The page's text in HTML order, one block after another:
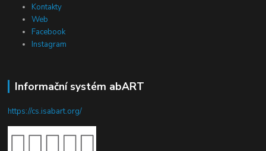
Kontakty
Web
Facebook
Instagram
Informační systém abART
https://cs.isabart.org/